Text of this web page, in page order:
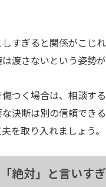
すぎると関係がこじ
渡さないという姿勢が
つく場合は、相談す
決断は別の信頼でき
を取り入れましょう。
絶対」と言いす